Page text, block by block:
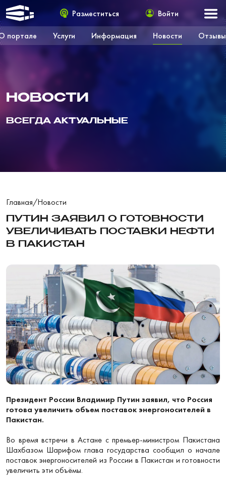
портале Услуги Информация Новости Отзывы
Разместиться Войти
НОВОСТИ
ВСЕГДА АКТУАЛЬНЫЕ
Главная/Новости
ПУТИН ЗАЯВИЛ О ГОТОВНОСТИ
УВЕЛИЧИВАТЬ ПОСТАВКИ НЕФТИ
В ПАКИСТАН
Президент России Владимир Путин заявил, что Россия
готова увеличить объем поставок энергоносителей в
Пакистан.
Во время встречи в Астане с премьер-министром Пакистана
Шахбазом Шарифом глава государства сообщил о начале
поставок энергоносителей из России в Пакистан и готовности
увеличить эти объёмы.